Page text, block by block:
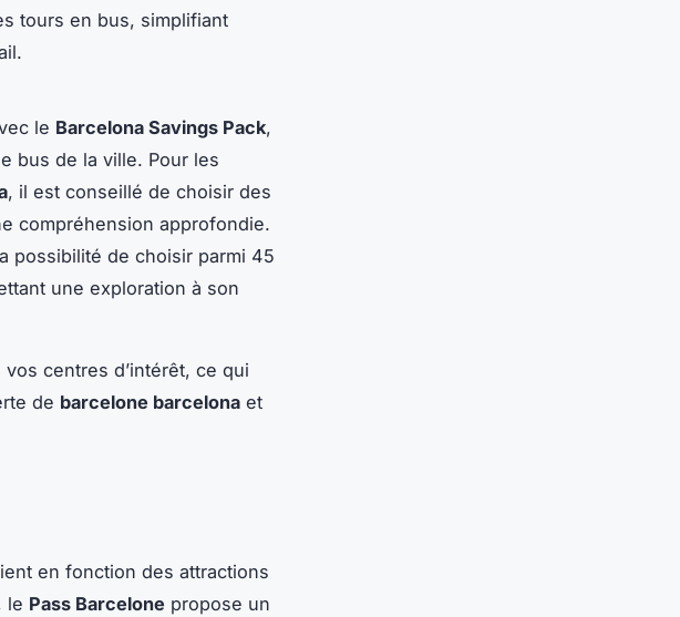
tours en bus, simplifiant
le Barcelona Savings Pack,
bus de la ville. Pour les
, il est conseillé de choisir des
compréhension approfondie.
possibilité de choisir parmi 45
une exploration à son
centres d’intérêt, ce qui
de barcelone barcelona et
en fonction des attractions
le Pass Barcelone propose un